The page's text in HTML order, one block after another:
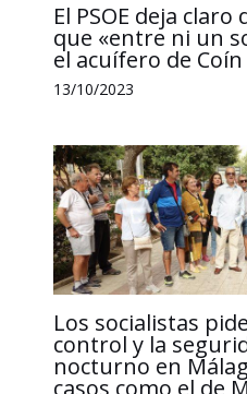
El PSOE deja
que «entre ni un
el acuífero de Coín
13/10/2023
Los socialistas
control y la
nocturno en